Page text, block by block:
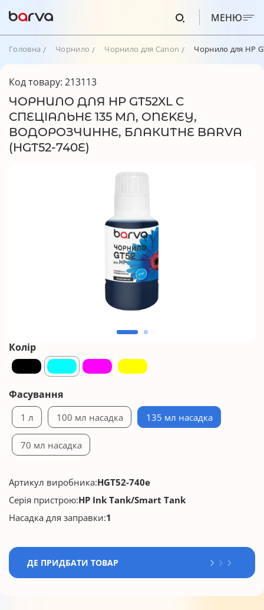
МЕНЮ
Головна Чорнило Чорнило для Canon Чорнило для HP
Код товару: 213113
ЧОРНИЛО ДЛЯ HP GT52XL C
СПЕЦІАЛЬНЕ 135 МЛ, ONEKEY,
ВОДОРОЗЧИННЕ, БЛАКИТНЕ BARVA
(HGT52-740E)
Колір
Фасування
1 л 100 мл насадка 135 мл насадка
70 мл насадка
Артикул виробника:HGT52-740e
Серія пристрою:HP Ink Tank/Smart Tank
Насадка для заправки:1
ДЕ ПРИДБАТИ ТОВАР